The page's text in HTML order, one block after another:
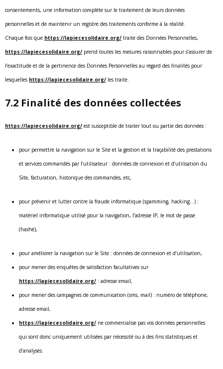
consentements, une information complète sur le traitement de leurs données
personnelles et de maintenir un registre des traitements conforme à la réalité.
Chaque fois que https://lapiecesolidaire.org/ traite des Données Personnelles,
https://lapiecesolidaire.org/ prend toutes les mesures raisonnables pour s’assurer de
l’exactitude et de la pertinence des Données Personnelles au regard des finalités pour
lesquelles https://lapiecesolidaire.org/ les traite.
7.2 Finalité des données collectées
https://lapiecesolidaire.org/ est susceptible de traiter tout ou partie des données :
pour permettre la navigation sur le Site et la gestion et la traçabilité des prestations
et services commandés par l’utilisateur : données de connexion et d’utilisation du
Site, facturation, historique des commandes, etc,
pour prévenir et lutter contre la fraude informatique (spamming, hacking…) :
matériel informatique utilisé pour la navigation, l’adresse IP, le mot de passe
(hashé),
pour améliorer la navigation sur le Site : données de connexion et d’utilisation,
pour mener des enquêtes de satisfaction facultatives sur
https://lapiecesolidaire.org/ : adresse email,
pour mener des campagnes de communication (sms, mail) : numéro de téléphone,
adresse email,
https://lapiecesolidaire.org/ ne commercialise pas vos données personnelles
qui sont donc uniquement utilisées par nécessité ou à des fins statistiques et
d’analyses.